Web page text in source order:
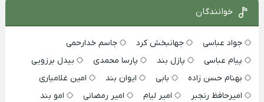
خوانندگان
جواد عباسی جهانبخش کرد
جاسم خدارحمی
پیام عباسی
پازل بند پارسا محمدی
بیدل برزویی
بهنام حسن زاده
بابی ایوان بند
امین غلامیاری
امیرحافظ رنجبر
امیر لیام امیر رمضانی
امو بند